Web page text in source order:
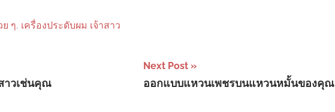
ย ๆ, เครื่องประดับผม เจ้าสาว
าวเช่นคุณ
Next Post
ออกแบบแหวนเพชรบนแหวนหมั้นของคุณ